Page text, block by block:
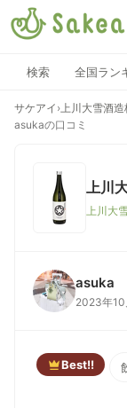
検索 全国ラン
サケアイ ›上川大雪酒造
asukaの口コミ
上川
上川大
asuka
2023年10
Best!!